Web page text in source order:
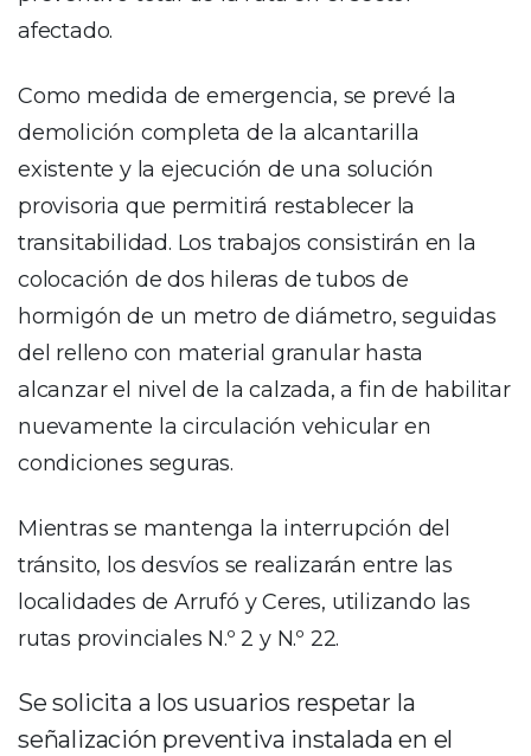
afectado.
Como medida de emergencia, se prevé la
demolición completa de la alcantarilla
existente y la ejecución de una solución
provisoria que permitirá restablecer la
transitabilidad. Los trabajos consistirán en la
colocación de dos hileras de tubos de
hormigón de un metro de diámetro, seguidas
del relleno con material granular hasta
alcanzar el nivel de la calzada, a fin de habilitar
nuevamente la circulación vehicular en
condiciones seguras.
Mientras se mantenga la interrupción del
tránsito, los desvíos se realizarán entre las
localidades de Arrufó y Ceres, utilizando las
rutas provinciales N.º 2 y N.º 22.
Se solicita a los usuarios respetar la
señalización preventiva instalada en el